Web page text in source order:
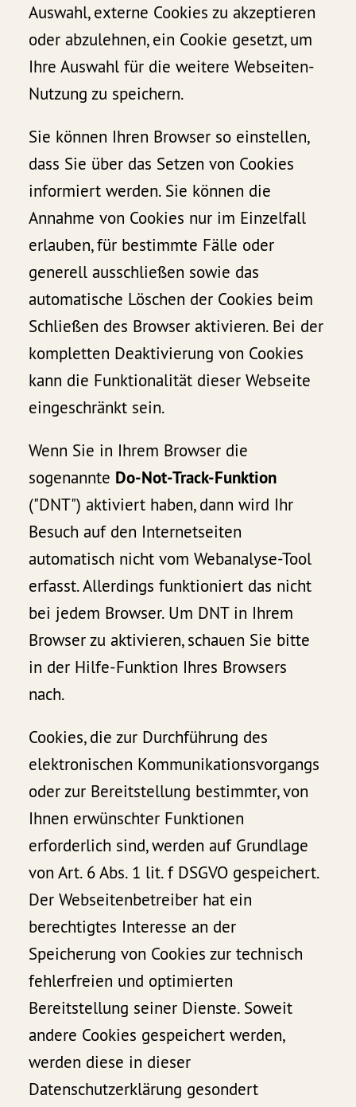
Auswahl, externe Cookies zu akzeptieren
oder abzulehnen, ein Cookie gesetzt, um
Ihre Auswahl für die weitere Webseiten-
Nutzung zu speichern.
Sie können Ihren Browser so einstellen,
dass Sie über das Setzen von Cookies
informiert werden. Sie können die
Annahme von Cookies nur im Einzelfall
erlauben, für bestimmte Fälle oder
generell ausschließen sowie das
automatische Löschen der Cookies beim
Schließen des Browser aktivieren. Bei der
kompletten Deaktivierung von Cookies
kann die Funktionalität dieser Webseite
eingeschränkt sein.
Wenn Sie in Ihrem Browser die
sogenannte Do-Not-Track-Funktion
("DNT") aktiviert haben, dann wird Ihr
Besuch auf den Internetseiten
automatisch nicht vom Webanalyse-Tool
erfasst. Allerdings funktioniert das nicht
bei jedem Browser. Um DNT in Ihrem
Browser zu aktivieren, schauen Sie bitte
in der Hilfe-Funktion Ihres Browsers
nach.
Cookies, die zur Durchführung des
elektronischen Kommunikationsvorgangs
oder zur Bereitstellung bestimmter, von
Ihnen erwünschter Funktionen
erforderlich sind, werden auf Grundlage
von Art. 6 Abs. 1 lit. f DSGVO gespeichert.
Der Webseitenbetreiber hat ein
berechtigtes Interesse an der
Speicherung von Cookies zur technisch
fehlerfreien und optimierten
Bereitstellung seiner Dienste. Soweit
andere Cookies gespeichert werden,
werden diese in dieser
Datenschutzerklärung gesondert